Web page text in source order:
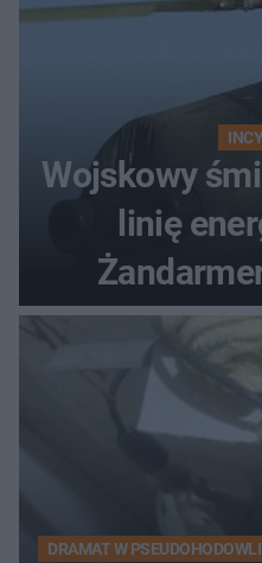
Wojskowy
linię
DRAMAT W PSEUDOHODOWLI